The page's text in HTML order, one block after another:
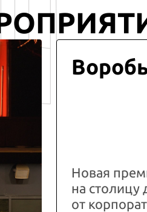
Новая
на
от